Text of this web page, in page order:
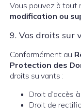
Vous pouvez à tout
modification ou
9. Vos droits sur
Conformément au
Protection des
droits suivants :
Droit d’accès
Droit de